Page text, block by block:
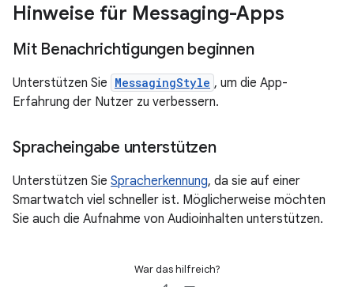
Hinweise für Messaging-Apps
Mit Benachrichtigungen beginnen
Unterstützen Sie MessagingStyle , um die App-
Erfahrung der Nutzer zu verbessern.
Spracheingabe unterstützen
Unterstützen Sie Spracherkennung, da sie auf einer
Smartwatch viel schneller ist. Möglicherweise möchten
Sie auch die Aufnahme von Audioinhalten unterstützen.
War das hilfreich?